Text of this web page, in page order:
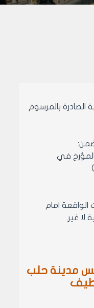
لقانون الإدارة المحلية الصادرة بالمرسوم
المؤرخ في
أجزاء العقارات الواقعة امام
مدينة حلب